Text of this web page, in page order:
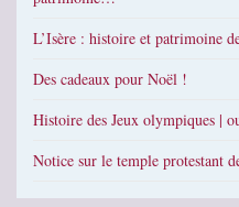
L’Isère : histoire et patrimoine
Des cadeaux pour Noël !
Histoire des Jeux olympiques |
Notice sur le temple protestant